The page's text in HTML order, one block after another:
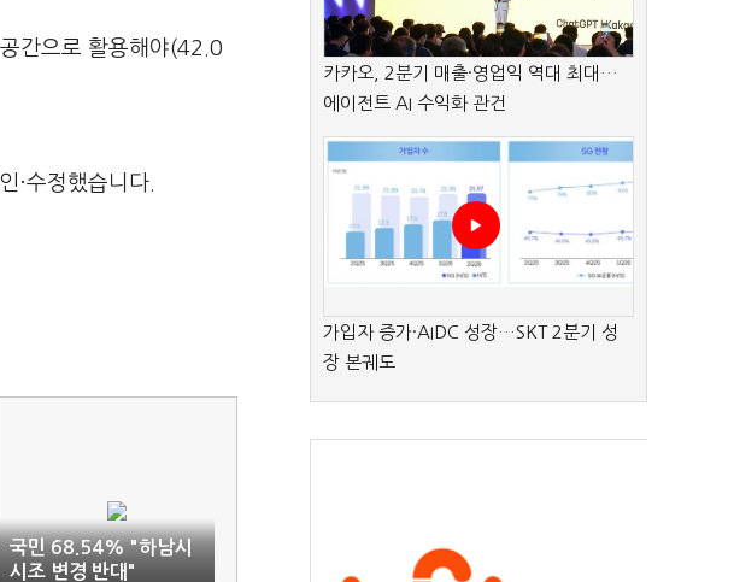
간으로 활용해야(42.0
·수정했습니다.
국민 68.54% "하남시
시조 변경 반대"
카카오, 2분기 매출·영업익 역대 최대…
에이전트 AI 수익화 관건
가입자 증가·AIDC 성장…SKT 2분기 성
장 본궤도